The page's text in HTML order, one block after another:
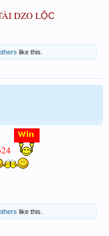
DZO LỘC
like this.
like this.